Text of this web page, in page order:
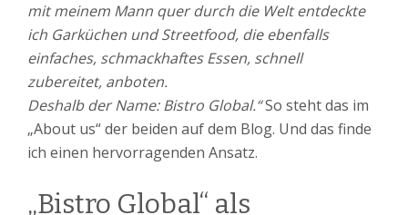
mit meinem Mann quer durch die Welt entdeckte
ich Garküchen und Streetfood, die ebenfalls
einfaches, schmackhaftes Essen, schnell
zubereitet, anboten.
Deshalb der Name: Bistro Global.“So steht das im
„About us“ der beiden auf dem Blog. Und das finde
ich einen hervorragenden Ansatz.
„Bistro Global“ als